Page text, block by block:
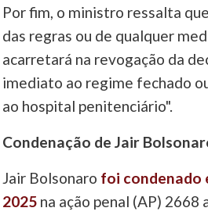
Por fim, o ministro ressalta
das regras ou de qualquer
acarretará na revogação da
imediato ao regime fechado
ao hospital penitenciário".
Condenação de Jair
Jair Bolsonaro foi condenado
2025 na ação penal (AP) 2668